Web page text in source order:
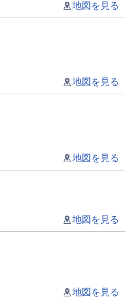
地図を見る
地図を見る
地図を見る
地図を見る
地図を見る